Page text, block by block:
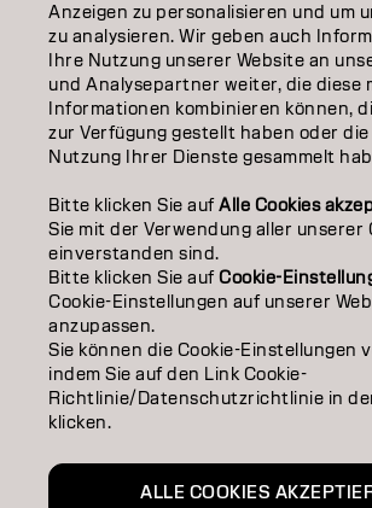
ÜBER
SALON FINDER
PARTNER WERDEN
ImpressumDatenschutzerklärung
Nutzungsbedingungen
CH | German
Anzeigen zu personalisieren und um
zu analysieren. Wir geben auch
Ihre Nutzung unserer Website an
und Analysepartner weiter, die diese
Informationen kombinieren können,
zur Verfügung gestellt haben oder die
Nutzung Ihrer Dienste gesammelt
Bitte klicken Sie aufAlle Cookies
Sie mit der Verwendung aller unserer
einverstanden sind.
Bitte klicken Sie aufCookie-
Cookie-Einstellungen auf unserer
anzupassen.
Sie können die Cookie-Einstellungen
indem Sie auf den Link Cookie-
Richtlinie/Datenschutzrichtlinie in
klicken.
ALLE COOKIES